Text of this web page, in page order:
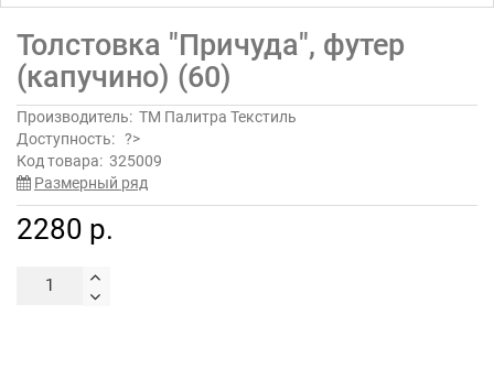
Толстовка "Причуда", футер
(капучино) (60)
Производитель: ТМ Палитра Текстиль
Доступность: ?>
Код товара: 325009
Размерный ряд
2280 р.